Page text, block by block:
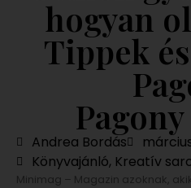
hogyan
Tippek
Andrea Bordás
Könyvajánló, Kreatív
Minimag – Magazin azoknak,